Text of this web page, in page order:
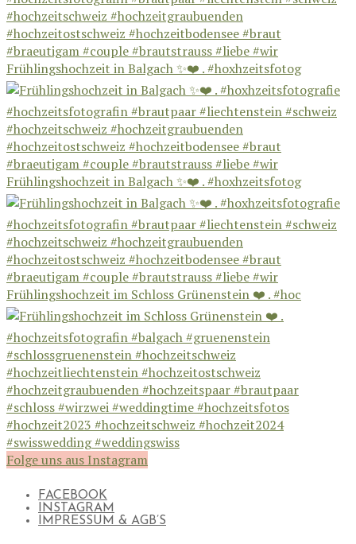
Frühlingshochzeit in Balgach ✨❤️ . #hoxhzeitsfotog
Frühlingshochzeit in Balgach ✨❤️ . #hoxhzeitsfotog
Frühlingshochzeit im Schloss Grünenstein ❤️ . #hoc
Folge uns aus Instagram
FACEBOOK
INSTAGRAM
IMPRESSUM & AGB’S